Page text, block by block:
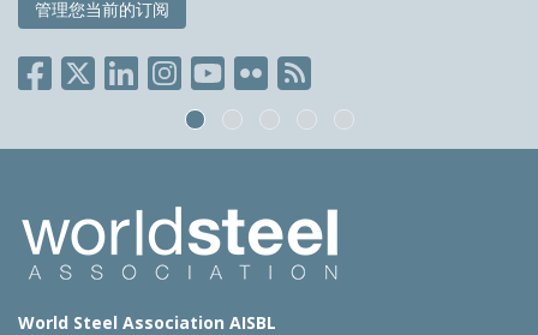
管理您当前的订阅
World Steel Association AISBL